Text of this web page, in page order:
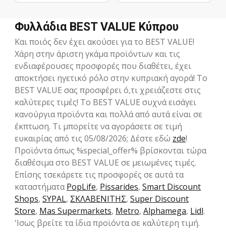
Φυλλάδια BEST VALUE Κύπρου
Και ποιός δεν έχει ακούσει για το BEST VALUE!
Χάρη στην άριστη γκάμα προϊόντων και τις
ενδιαφέρουσες προσφορές που διαθέτει, έχει
αποκτήσει ηγετικό ρόλο στην κυπριακή αγορά! Το
BEST VALUE σας προσφέρει ό,τι χρειάζεστε στις
καλύτερες τιμές! Το BEST VALUE συχνά εισάγει
κανούργια προϊόντα και πολλά από αυτά είναι σε
έκπτωση. Τι μπορείτε να αγοράσετε σε τιμή
ευκαιρίας από τις 05/08/2026; Δέστε εδώ zde!
Προϊόντα όπως %special_offer% βρίσκονται τώρα
διαθέσιμα στο BEST VALUE σε μειωμένες τιμές.
Επίσης τσεκάρετε τις προσφορές σε αυτά τα
καταστήματαPopLife, Pissarides, Smart Discount
Shops, SYPAL, ΣΚΛΑΒΕΝΙΤΗΣ, Super Discount
Store, Mas Supermarkets, Metro, Alphamega, Lidl.
'Ισως βρείτε τα ίδια προϊόντα σε καλύτερη τιμή.